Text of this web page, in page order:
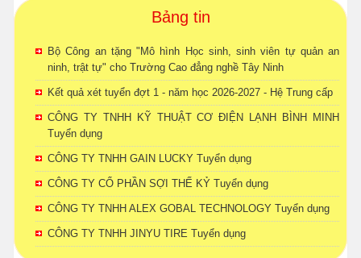
Bảng tin
Bộ Công an tặng "Mô hình Học sinh, sinh viên tự quản an
ninh, trật tự" cho Trường Cao đẳng nghề Tây Ninh
Kết quả xét tuyển đợt 1 - năm học 2026-2027 - Hệ Trung cấp
CÔNG TY TNHH KỸ THUẬT CƠ ĐIỆN LẠNH BÌNH MINH
Tuyển dụng
CÔNG TY TNHH GAIN LUCKY Tuyển dụng
CÔNG TY CỔ PHẦN SỢI THẾ KỶ Tuyển dụng
CÔNG TY TNHH ALEX GOBAL TECHNOLOGY Tuyển dụng
CÔNG TY TNHH JINYU TIRE Tuyển dụng